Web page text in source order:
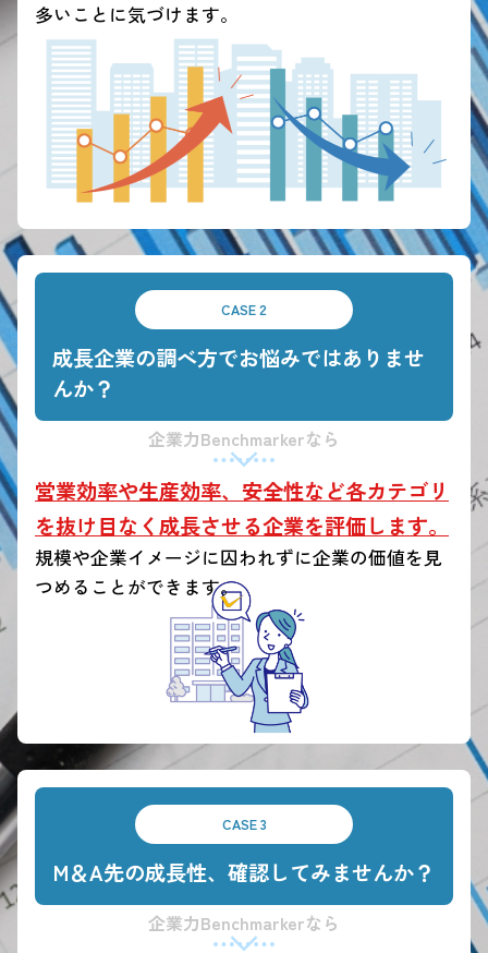
多いことに気づけます。
CASE 2
成長企業の調べ方でお悩みではありませ
んか？
企業力Benchmarkerなら
営業効率や生産効率、安全性など各カテゴリ
を抜け目なく成長させる企業を評価します。
規模や企業イメージに囚われずに企業の価値を見
つめることができます。
CASE 3
M＆A先の成長性、確認してみませんか？
企業力Benchmarkerなら